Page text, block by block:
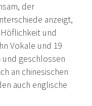
der
anzeigt,
und
Vokale und 19
geschlossen
an chinesischen
auch englische